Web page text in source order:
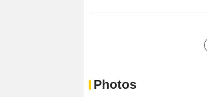
Photos